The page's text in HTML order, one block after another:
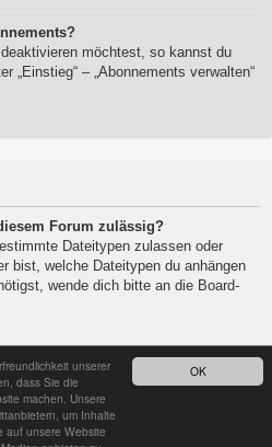
OK
unserer
dass Sie die
machen. Unsere
um Inhalte
auf unsere Website
möchtest, so kannst du
„Einstieg“ – „Abonnements verwalten“
Forum zulässig?
Dateitypen zulassen oder
bist, welche Dateitypen du anhängen
wende dich bitte an die Board-
Dateianhänge erhalten?
zu erhalten, gehe in den
unter „Einstieg“ einen Punkt
du eine Liste deiner Dateianhänge